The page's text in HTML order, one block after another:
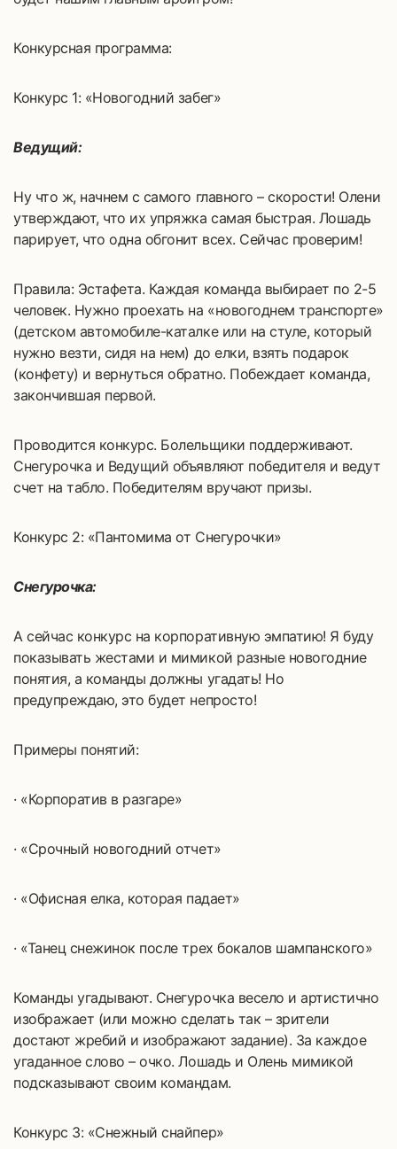
Конкурсная программа:
Конкурс 1: «Новогодний забег»
Ведущий:
Ну что ж, начнем с самого главного – скорости! Олени
утверждают, что их упряжка самая быстрая. Лошадь
парирует, что одна обгонит всех. Сейчас проверим!
Правила: Эстафета. Каждая команда выбирает по 2-5
человек. Нужно проехать на «новогоднем транспорте»
(детском автомобиле-каталке или на стуле, который
нужно везти, сидя на нем) до елки, взять подарок
(конфету) и вернуться обратно. Побеждает команда,
закончившая первой.
Проводится конкурс. Болельщики поддерживают.
Снегурочка и Ведущий объявляют победителя и ведут
счет на табло. Победителям вручают призы.
Конкурс 2: «Пантомима от Снегурочки»
Снегурочка:
А сейчас конкурс на корпоративную эмпатию! Я буду
показывать жестами и мимикой разные новогодние
понятия, а команды должны угадать! Но
предупреждаю, это будет непросто!
Примеры понятий:
· «Корпоратив в разгаре»
· «Срочный новогодний отчет»
· «Офисная елка, которая падает»
· «Танец снежинок после трех бокалов шампанского»
Команды угадывают. Снегурочка весело и артистично
изображает (или можно сделать так – зрители
достают жребий и изображают задание). За каждое
угаданное слово – очко. Лошадь и Олень мимикой
подсказывают своим командам.
Конкурс 3: «Снежный снайпер»